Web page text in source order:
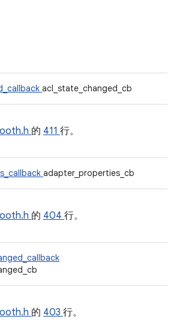
acl_state_changed_cb
的 411 行。
adapter_properties_cb
的 404 行。
的 403 行。